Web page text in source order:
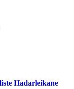
Hadarleikane